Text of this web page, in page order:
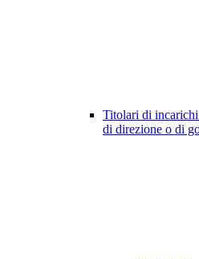
Titolari di
di direzione o di